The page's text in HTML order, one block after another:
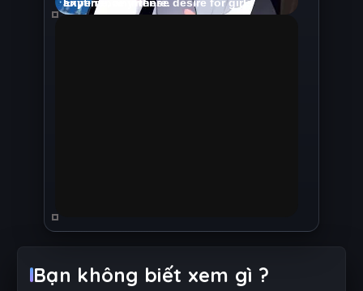
Bạn không biết xem gì ?